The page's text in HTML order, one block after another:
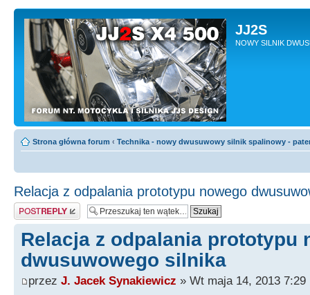
JJ2S
NOWY SILNIK
Strona główna forum ‹ Technika - nowy dwusuwowy silnik spalinowy -
Relacja z odpalania prototypu nowego
Odpowiedz
Relacja z odpalania prototypu
dwusuwowego silnika
przez J. Jacek Synakiewicz » Wt maja 14, 2013 7:29